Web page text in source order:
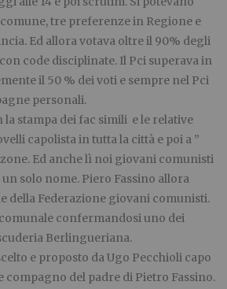
tre preferenze in Regione e
Ed allora votava oltre il 90% degli
code disciplinate. Il Pci superava in
il 50 % dei voti e sempre nel Pci
personali.
la stampa dei fac simili e le relative
capolista in tutta la città e poi a ”
Ed anche lì noi giovani comunisti
solo nome. Piero Fassino allora
della Federazione giovani comunisti.
confermandosi uno dei
Berlingueriana.
e proposto da Ugo Pecchioli capo
compagno del padre di Pietro Fassino.